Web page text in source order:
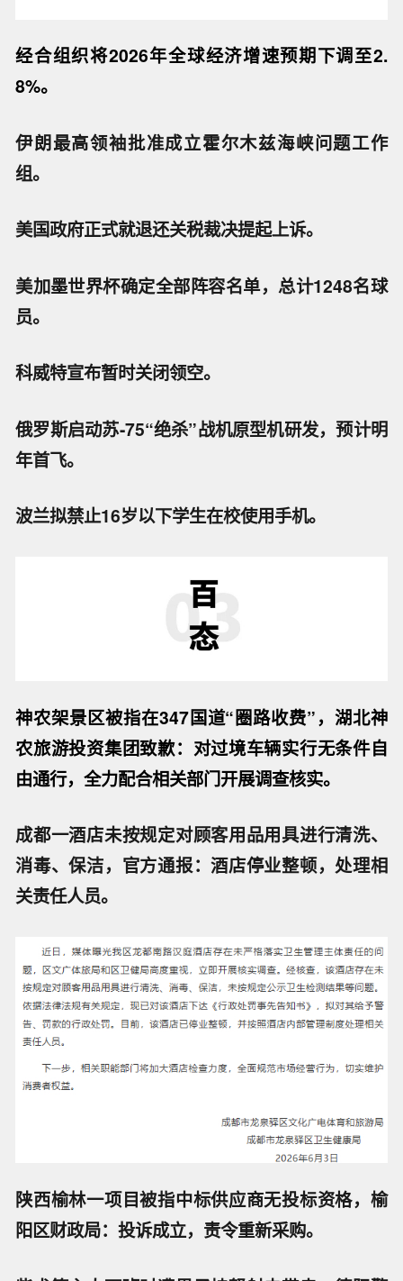
经合组织将2026年全球经济增速预期下调至2.
8%。
伊朗最高领袖批准成立霍尔木兹海峡问题工作
组。
美国政府正式就退还关税裁决提起上诉。
美加墨世界杯确定全部阵容名单，总计1248名球
员。
科威特宣布暂时关闭领空。
俄罗斯启动苏-75“绝杀”战机原型机研发，预计明
年首飞。
波兰拟禁止16岁以下学生在校使用手机。
神农架景区被指在347国道“圈路收费”，湖北神
农旅游投资集团致歉：对过境车辆实行无条件自
由通行，全力配合相关部门开展调查核实。
成都一酒店未按规定对顾客用品用具进行清洗、
消毒、保洁，官方通报：酒店停业整顿，处理相
关责任人员。
陕西榆林一项目被指中标供应商无投标资格，榆
阳区财政局：投诉成立，责令重新采购。